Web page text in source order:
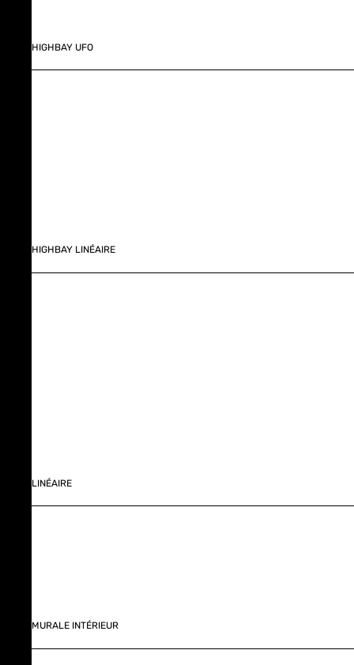
HIGHBAY UFO
HIGHBAY LINÉAIRE
LINÉAIRE
MURALE INTÉRIEUR